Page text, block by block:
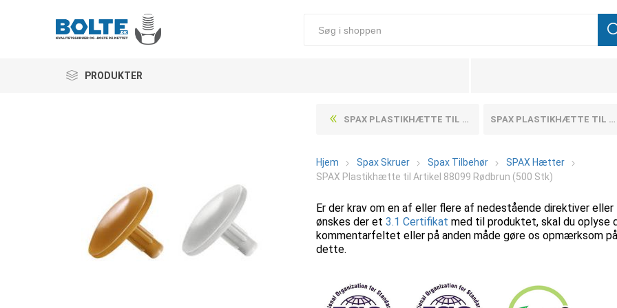
PRODUKTER
SPAX PLASTIKHÆTTE TIL ARTIKEL 88099 OKKER (500 STK) SPAX PLASTIKHÆTTE TIL ARTIKEL 88099 SORT (500 STK)
Hjem Spax Skruer Spax Tilbehør
SPAX Hætter
SPAX Plastikhætte til Artikel 88099 Rødbrun (500 Stk)
Er der krav om en af eller flere af nedestående direktiver eller
ønskes der et3.1 Certifikat med til produktet, skal du oplyse
kommentarfeltet eller på anden måde gøre os opmærksom
dette.